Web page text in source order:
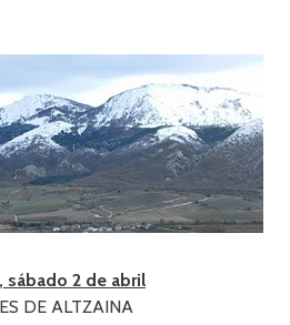
sábado 2 de abril
DE ALTZAINA